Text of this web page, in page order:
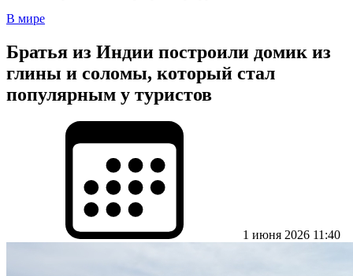
В мире
Братья из Индии построили домик из
глины и соломы, который стал
популярным у туристов
1 июня 2026 11:40